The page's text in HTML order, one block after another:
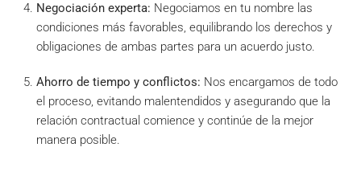
Negociación experta: Negociamos en tu nombre las
condiciones más favorables, equilibrando los derechos y
obligaciones de ambas partes para un acuerdo justo.
Ahorro de tiempo y conflictos: Nos encargamos de todo
el proceso, evitando malentendidos y asegurando que la
relación contractual comience y continúe de la mejor
manera posible.